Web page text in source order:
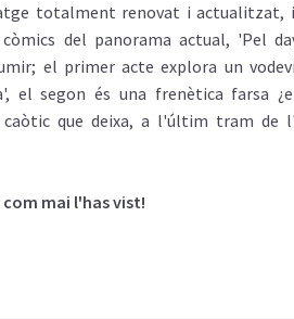
totalment renovat i actualitzat,
del panorama actual, 'Pel
el primer acte explora un
el segon és una frenètica farsa
caòtic que deixa, a l'últim tram de
mai l'has vist!